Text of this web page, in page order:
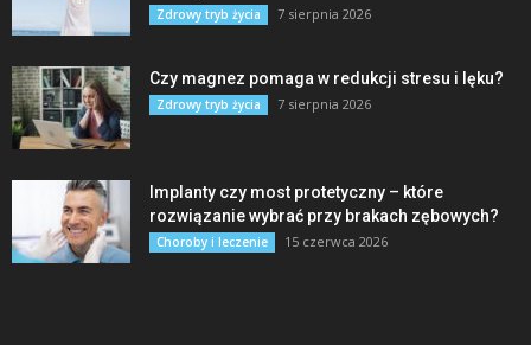
Zdrowy tryb życia 7 sierpnia 2026
Czy magnez pomaga w redukcji stresu i lęku?
Zdrowy tryb życia 7 sierpnia 2026
Implanty czy most protetyczny – które
rozwiązanie wybrać przy brakach zębowych?
Choroby i leczenie 15 czerwca 2026